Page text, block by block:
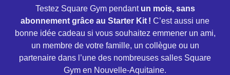
Testez Square Gym pendant un mois, sans
abonnement grâce au Starter Kit ! C’est aussi une
bonne idée cadeau si vous souhaitez emmener un ami,
un membre de votre famille, un collègue ou un
partenaire dans l’une des nombreuses salles Square
Gym en Nouvelle-Aquitaine.